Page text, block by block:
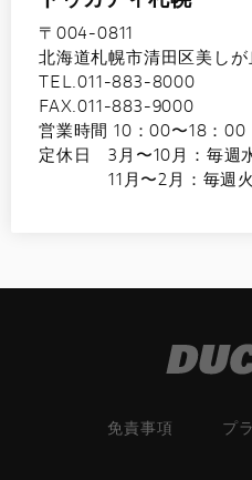
〒004-0811
北海道札幌市清田区美しが
TEL.011-883-8000
FAX.011-883-9000
営業時間 10：00〜18：00
定休日 3月〜10月：毎週
11月〜2月：毎週
免責事項 プ